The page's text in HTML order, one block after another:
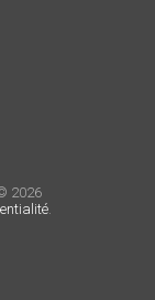
2026